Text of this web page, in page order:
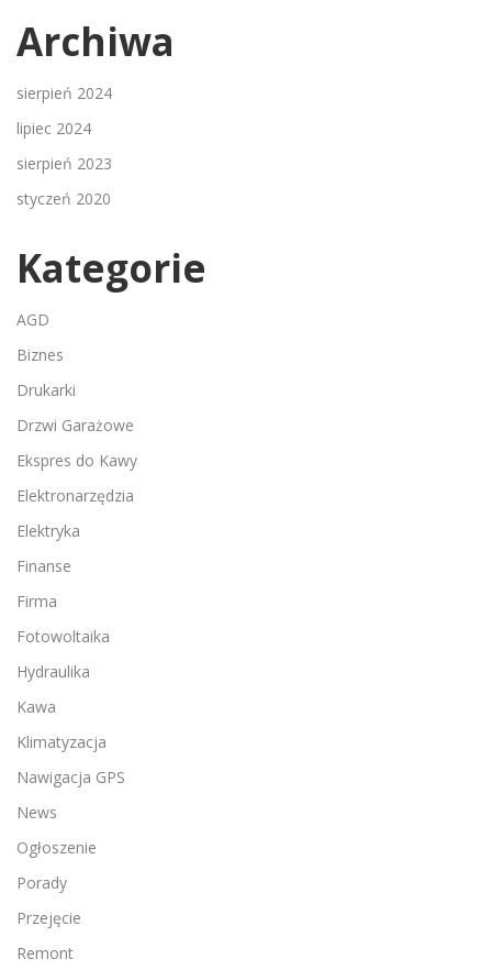
Archiwa
sierpień 2024
lipiec 2024
sierpień 2023
styczeń 2020
Kategorie
AGD
Biznes
Drukarki
Drzwi Garażowe
Ekspres do Kawy
Elektronarzędzia
Elektryka
Finanse
Firma
Fotowoltaika
Hydraulika
Kawa
Klimatyzacja
Nawigacja GPS
News
Ogłoszenie
Porady
Przejęcie
Remont